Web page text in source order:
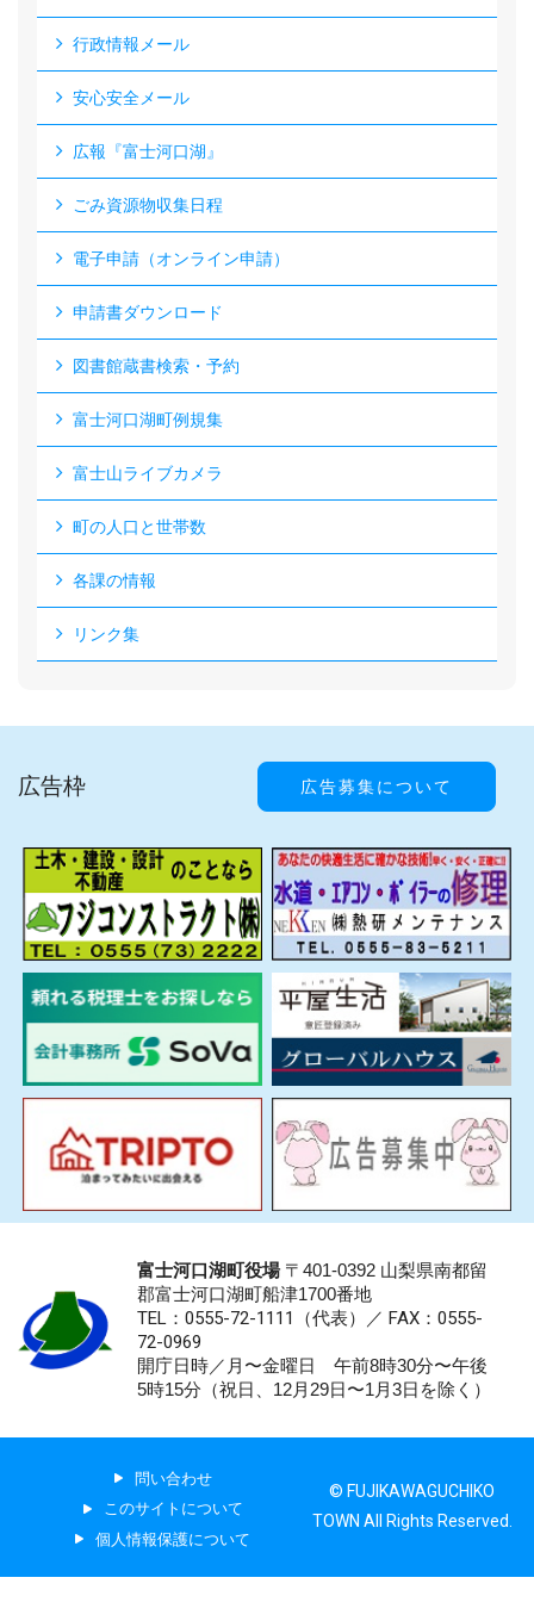
行政情報メール
安心安全メール
広報『富士河口湖』
ごみ資源物収集日程
電子申請（オンライン申請）
申請書ダウンロード
図書館蔵書検索・予約
富士河口湖町例規集
富士山ライブカメラ
町の人口と世帯数
各課の情報
リンク集
広告枠 広告募集について
富士河口湖町役場〒401-0392 山梨県南都留
郡富士河口湖町船津1700番地
TEL：0555-72-1111 （代表）／ FAX：0555-
72-0969
開庁日時／月〜金曜日 午前8時30分〜午後
5時15分（祝日、12月29日〜1月3日を除く）
問い合わせ
このサイトについて
個人情報保護について
© FUJIKAWAGUCHIKO
TOWN All Rights Reserved.